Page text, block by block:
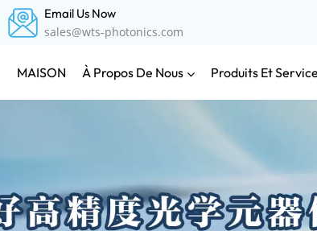
Email Us Now
sales@wts-photonics.com
MAISON À Propos De Nous Produits Et